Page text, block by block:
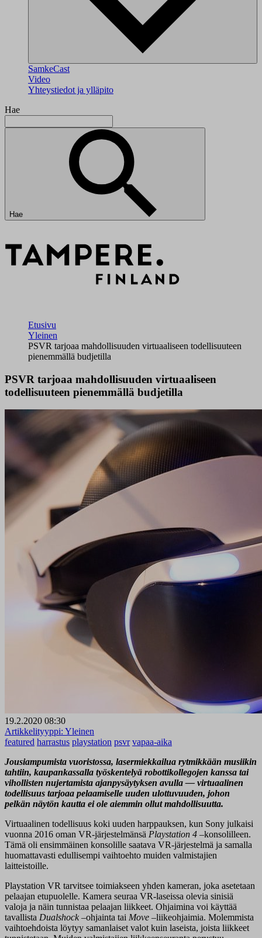
SamkeCast
Video
Yhteystiedot ja ylläpito
Hae
Hae
Etusivu
Yleinen
PSVR tarjoaa mahdollisuuden virtuaaliseen todellisuuteen
pienemmällä budjetilla
PSVR tarjoaa mahdollisuuden virtuaaliseen
todellisuuteen pienemmällä budjetilla
19.2.2020 08:30
Artikkelityyppi: Yleinen
featured harrastus playstation psvr vapaa-aika
Jousiampumista vuoristossa, lasermiekkailua rytmikkään musiikin
tahtiin, kaupankassalla työskentelyä robottikollegojen kanssa tai
vihollisten nujertamista ajanpysäytyksen avulla— virtuaalinen
todellisuus tarjoaa pelaamiselle uuden ulottuvuuden, johon
pelkän näytön kautta ei ole aiemmin ollut mahdollisuutta.
Virtuaalinen todellisuus koki uuden harppauksen, kun Sony julkaisi
vuonna 2016 oman VR-järjestelmänsä Playstation 4 –konsolilleen.
Tämä oli ensimmäinen konsolille saatava VR-järjestelmä ja samalla
huomattavasti edullisempi vaihtoehto muiden valmistajien
laitteistoille.
Playstation VR tarvitsee toimiakseen yhden kameran, joka asetetaan
pelaajan etupuolelle. Kamera seuraa VR-laseissa olevia sinisiä
valoja ja näin tunnistaa pelaajan liikkeet. Ohjaimina voi käyttää
tavallista Dualshock –ohjainta tai Move –liikeohjaimia. Molemmista
vaihtoehdoista löytyy samanlaiset valot kuin laseista, joista liikkeet